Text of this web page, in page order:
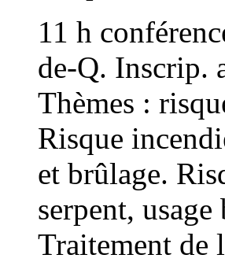
11 h
de-Q. Inscrip.
Thèmes :
Risque
et brûlage.
serpent,
Traitement de